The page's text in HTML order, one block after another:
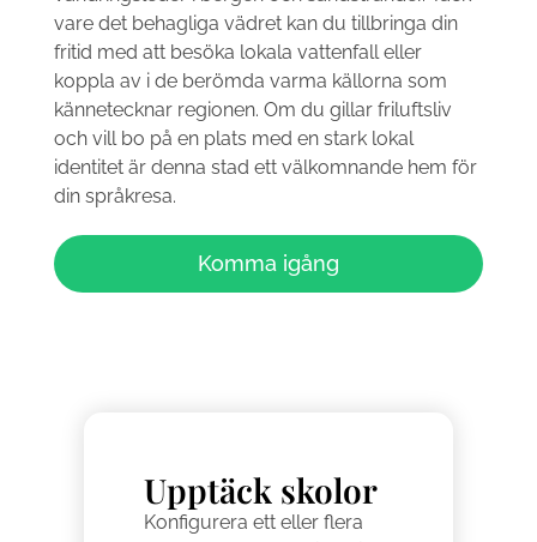
vare det behagliga vädret kan du tillbringa din
fritid med att besöka lokala vattenfall eller
koppla av i de berömda varma källorna som
kännetecknar regionen. Om du gillar friluftsliv
och vill bo på en plats med en stark lokal
identitet är denna stad ett välkomnande hem för
din språkresa.
Komma igång
Upptäck skolor
Konfigurera ett eller flera